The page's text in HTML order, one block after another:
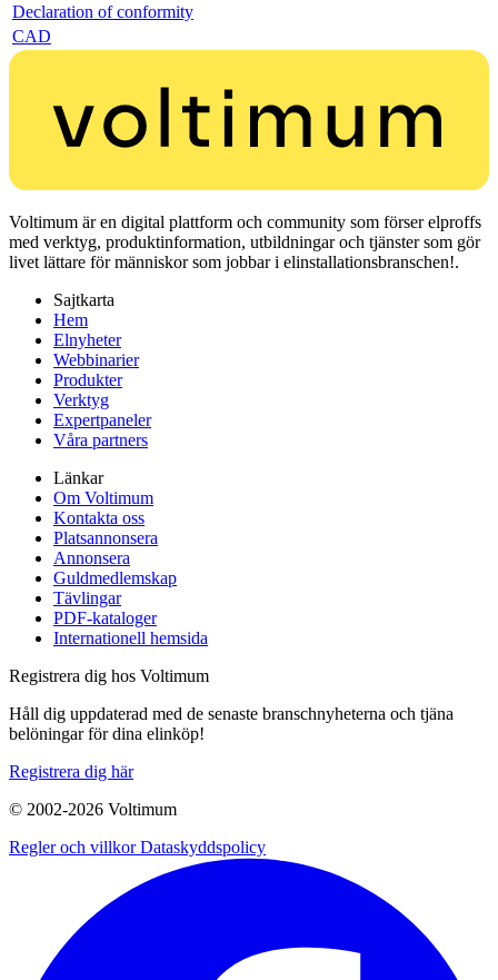
Declaration of conformity
CAD
Voltimum är en digital plattform och community som förser elproffs
med verktyg, produktinformation, utbildningar och tjänster som gör
livet lättare för människor som jobbar i elinstallationsbranschen!.
Sajtkarta
Hem
Elnyheter
Webbinarier
Produkter
Verktyg
Expertpaneler
Våra partners
Länkar
Om Voltimum
Kontakta oss
Platsannonsera
Annonsera
Guldmedlemskap
Tävlingar
PDF-kataloger
Internationell hemsida
Registrera dig hos Voltimum
Håll dig uppdaterad med de senaste branschnyheterna och tjäna
belöningar för dina elinköp!
Registrera dig här
© 2002-2026 Voltimum
Regler och villkorDataskyddspolicy